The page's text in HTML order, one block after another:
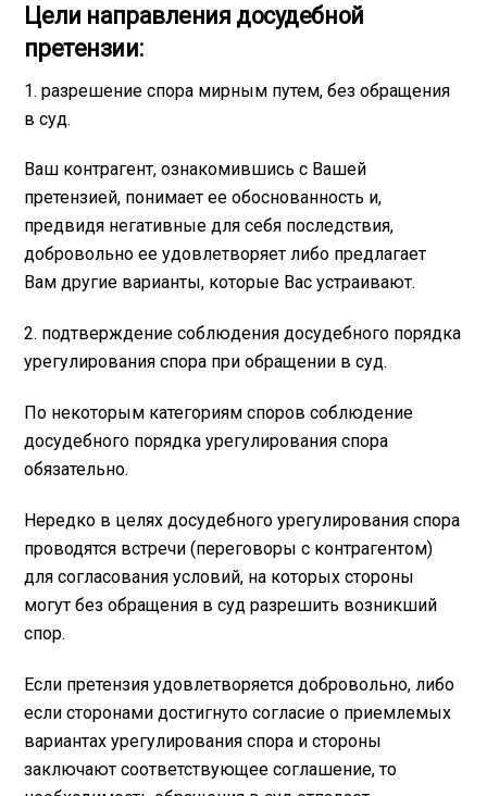
Цели направления досудебной
претензии:
1. разрешение спора мирным путем, без обращения
в суд.
Ваш контрагент, ознакомившись с Вашей
претензией, понимает ее обоснованность и,
предвидя негативные для себя последствия,
добровольно ее удовлетворяет либо предлагает
Вам другие варианты, которые Вас устраивают.
2. подтверждение соблюдения досудебного порядка
урегулирования спора при обращении в суд.
По некоторым категориям споров соблюдение
досудебного порядка урегулирования спора
обязательно.
Нередко в целях досудебного урегулирования спора
проводятся встречи (переговоры с контрагентом)
для согласования условий, на которых стороны
могут без обращения в суд разрешить возникший
спор.
Если претензия удовлетворяется добровольно, либо
если сторонами достигнуто согласие о приемлемых
вариантах урегулирования спора и стороны
заключают соответствующее соглашение, то